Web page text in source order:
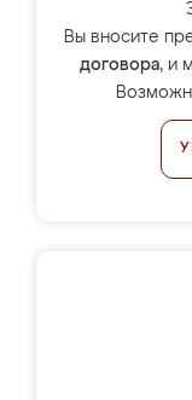
Вы вносите
договора, и